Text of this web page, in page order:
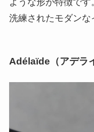
ような形が特徴です
洗練されたモダンな
Adélaïde（アデラ